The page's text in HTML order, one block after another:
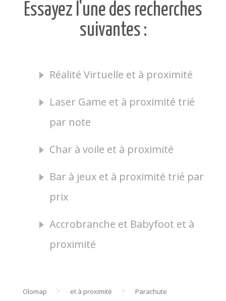
Essayez l'une des recherches
suivantes :
Réalité Virtuelle et à proximité
Laser Game et à proximité trié
par note
Char à voile et à proximité
Bar à jeux et à proximité trié par
prix
Accrobranche et Babyfoot et à
proximité
Olomap > et à proximité > Parachute